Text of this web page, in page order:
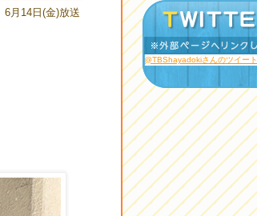
6月14日(金)放送
@TBShayadokiさんのツイート